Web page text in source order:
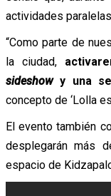
actividades
“Como parte de
la ciudad,
sideshowy una
concepto de ‘Lolla
El evento también
desplegarán más
espacio de